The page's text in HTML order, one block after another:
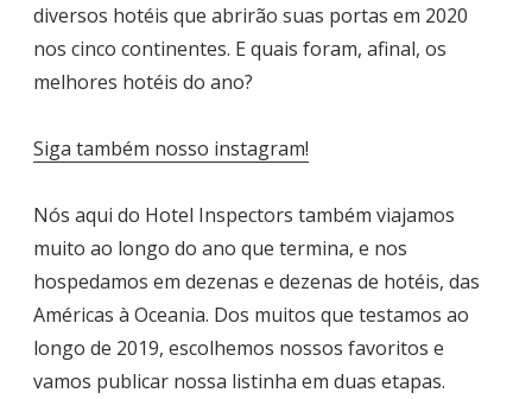
diversos hotéis que abrirão suas portas em 2020
nos cinco continentes. E quais foram, afinal, os
melhores hotéis do ano?
Siga também nosso instagram!
Nós aqui do Hotel Inspectors também viajamos
muito ao longo do ano que termina, e nos
hospedamos em dezenas e dezenas de hotéis, das
Américas à Oceania. Dos muitos que testamos ao
longo de 2019, escolhemos nossos favoritos e
vamos publicar nossa listinha em duas etapas.